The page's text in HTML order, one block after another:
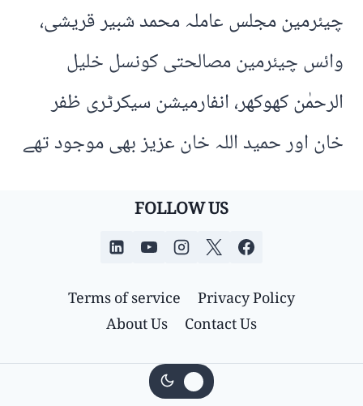
چیئرمین مجلس عاملہ محمد شبیر قریشی،
وائس چیئرمین مصالحتی کونسل خلیل
الرحمٰن کھوکھر، انفارمیشن سیکرٹری ظفر
خان اور حمید اللہ خان عزیز بھی موجود تھے
FOLLOW US
Privacy Policy
Terms of service
Contact Us
About Us